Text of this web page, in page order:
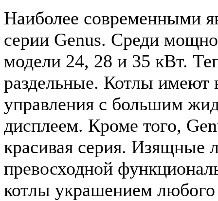
Наиболее современными
серии Genus. Среди
модели 24, 28 и 35 кВт.
раздельные. Котлы
управления с большим
дисплеем. Кроме того,
красивая серия. Изящные
превосходной
котлы украшением